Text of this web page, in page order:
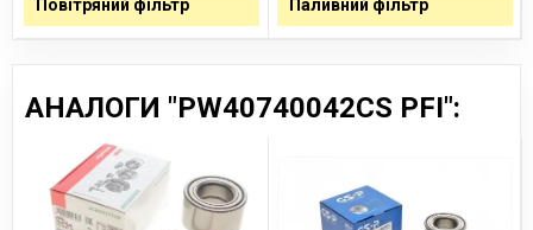
Повітряний фільтр Паливний фільтр
АНАЛОГИ "PW40740042CS PFI":